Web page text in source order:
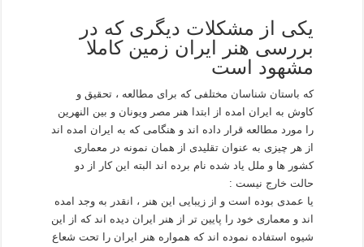
یکی از مشکلات دیگری که در
بررسی هنر ایران زمین کاملا
مشهود است
که باستان شناسان مختلفی که برای مطالعه ، تحقیق و
کاوش به ایران امده از ابتدا هنر مصر ویونان و بین النهرین
را مورد مطالعه قرار داده اند و هنگامی که به ایران امده اند
از هر چیزی به عنوان تقلیدی از همان نمونه در معماری
کشور ها و ملل یاد شده نام برده اند البته این کار از دو
حالت خارج نیست :
یا عمدی بوده است و از زیبایی این هنر ، انقدر به وجد امده
اند و معماری خود را پایین تر از هنر ایران دیده اند که از این
شیوه استفاده نموده اند که همواره هنر ایران را تحت شعاع